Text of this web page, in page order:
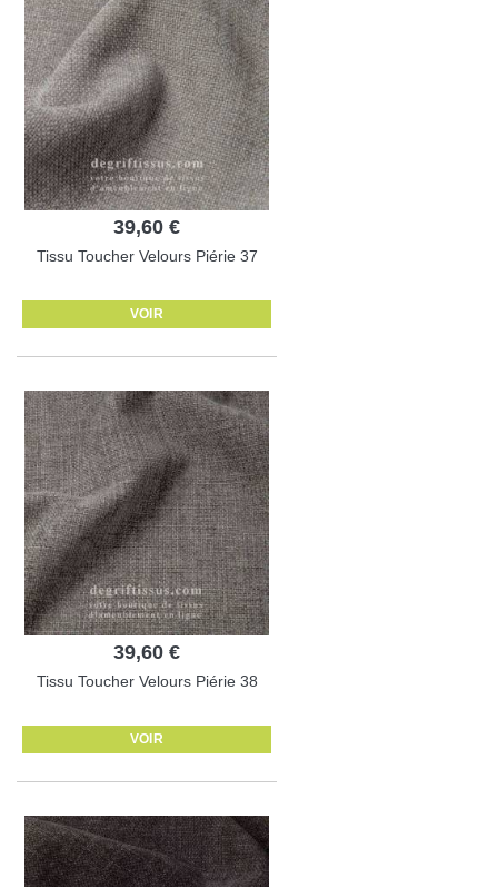
39,60 €
Tissu Toucher Velours Piérie 37
VOIR
39,60 €
Tissu Toucher Velours Piérie 38
VOIR